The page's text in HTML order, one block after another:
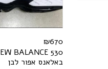
₪670
EW BALANCE
באלאנס אפור לבן